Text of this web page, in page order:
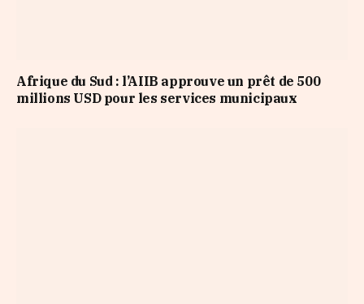
Afrique du Sud : l’AIIB approuve un prêt de 500
millions USD pour les services municipaux